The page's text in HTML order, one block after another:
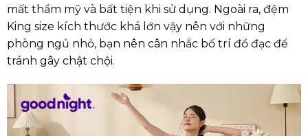
mất thẩm mỹ và bất tiện khi sử dụng. Ngoài ra, đệm
King size kích thước khá lớn vậy nên với những
phòng ngủ nhỏ, bạn nên cân nhắc bố trí đồ đạc để
tránh gây chật chội.